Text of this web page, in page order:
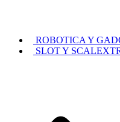
ROBOTICA Y
SLOT Y